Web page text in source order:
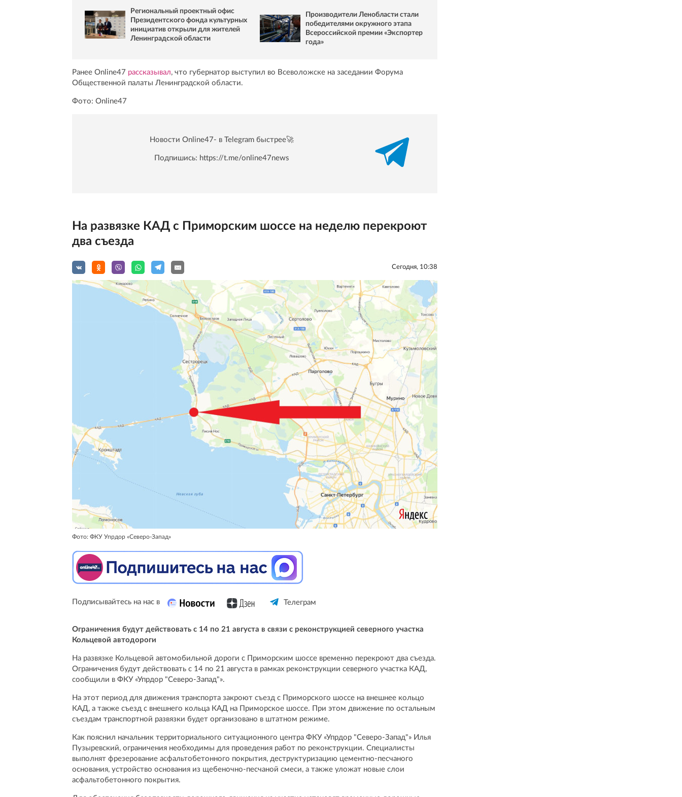
Региональный проектный офис
Президентского фонда культурных
инициатив открыли для жителей
Ленинградской области
Производители Ленобласти стали
победителями окружного этапа
Всероссийской премии «Экспортер
года»
Ранее Online47 рассказывал, что губернатор выступил во Всеволожске на заседании Форума
Общественной палаты Ленинградской области.
Фото: Online47
Новости Online47- в Telegram быстрее🚀
Подпишись: https://t.me/online47news
На развязке КАД с Приморским шоссе на неделю перекроют
два съезда
Сегодня, 10:38
Фото: ФКУ Упрдор «Северо-Запад»
Подписывайтесь на нас в Телеграм
Ограничения будут действовать с 14 по 21 августа в связи с реконструкцией северного участка
Кольцевой автодороги
На развязке Кольцевой автомобильной дороги с Приморским шоссе временно перекроют два съезда.
Ограничения будут действовать с 14 по 21 августа в рамках реконструкции северного участка КАД,
сообщили в ФКУ «Упрдор "Северо-Запад"».
На этот период для движения транспорта закроют съезд с Приморского шоссе на внешнее кольцо
КАД, а также съезд с внешнего кольца КАД на Приморское шоссе. При этом движение по остальным
съездам транспортной развязки будет организовано в штатном режиме.
Как пояснил начальник территориального ситуационного центра ФКУ «Упрдор "Северо-Запад"» Илья
Пузыревский, ограничения необходимы для проведения работ по реконструкции. Специалисты
выполнят фрезерование асфальтобетонного покрытия, деструктуризацию цементно-песчаного
основания, устройство основания из щебеночно-песчаной смеси, а также уложат новые слои
асфальтобетонного покрытия.